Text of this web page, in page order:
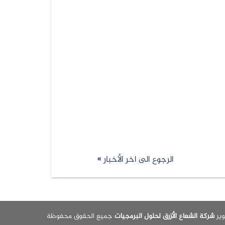
الرجوع الى اخر الأخبار »
شركة الشعاع الأزرق لحلول البرمجيات جميع الحقوق محفوظة